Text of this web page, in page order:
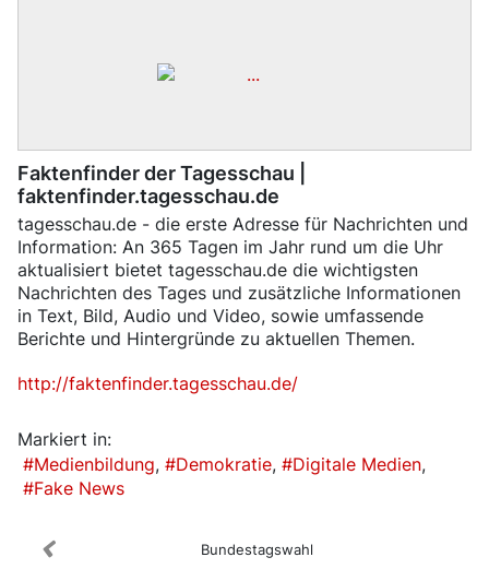
Faktenfinder der Tagesschau |
faktenfinder.tagesschau.de
tagesschau.de - die erste Adresse für Nachrichten und
Information: An 365 Tagen im Jahr rund um die Uhr
aktualisiert bietet tagesschau.de die wichtigsten
Nachrichten des Tages und zusätzliche Informationen
in Text, Bild, Audio und Video, sowie umfassende
Berichte und Hintergründe zu aktuellen Themen.
http://faktenfinder.tagesschau.de/
Markiert in:
Medienbildung
Demokratie
Digitale Medien
Fake News
Bundestagswahl